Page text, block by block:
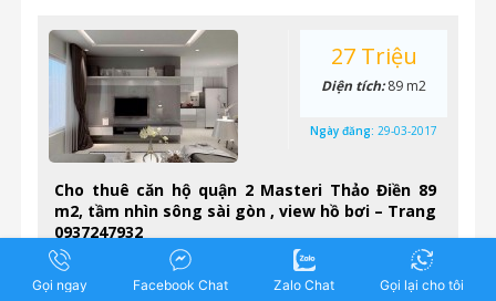
Cho thuê căn hộ quận 2 Masteri Thảo Điền 89
m2, tầm nhìn sông sài gòn , view hồ bơi – Trang
0937247932
Cho thuê căn hộ Masteri Thảo Điền quận 2 89 m2,
tầm nhìn hồ, Giá 27 Triệu/tháng Cho thuê căn…
27 Triệu
Diện tích:89 m2
Ngày đăng: 29-03-2017
Gọi ngay Facebook Chat Zalo Chat Gọi lại cho tôi